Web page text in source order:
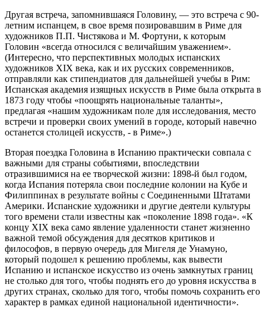
Другая встреча, запомнившаяся Головину, — это встреча с 90-
летним испанцем, в свое время позировавшим в Риме для
художников П.П. Чистякова и М. Фортуни, к которым
Головин «всегда относился с величайшим уважением».
(Интересно, что перспективных молодых испанских
художников XIX века, как и их русских современников,
отправляли как стипендиатов для дальнейшей учебы в Рим:
Испанская академия изящных искусств в Риме была открыта в
1873 году чтобы «поощрять национальные таланты»,
предлагая «нашим художникам поле для исследования, место
встречи и проверки своих умений в городе, который навечно
останется столицей искусств, - в Риме».)
Вторая поездка Головина в Испанию практически совпала с
важными для страны событиями, впоследствии
отразившимися на ее творческой жизни: 1898-й был годом,
когда Испания потеряла свои последние колонии на Кубе и
Филиппинах в результате войны с Соединенными Штатами
Америки. Испанские художники и другие деятели культуры
того времени стали известны как «поколение 1898 года». «К
концу XIX века само явление удаленности станет жизненно
важной темой обсуждения для десятков критиков и
философов, в первую очередь для Мигеля де Унамуно,
который подошел к решению проблемы, как вывести
Испанию и испанское искусство из очень замкнутых границ
не столько для того, чтобы поднять его до уровня искусства в
других странах, сколько для того, чтобы помочь сохранить его
характер в рамках единой национальной идентичности».